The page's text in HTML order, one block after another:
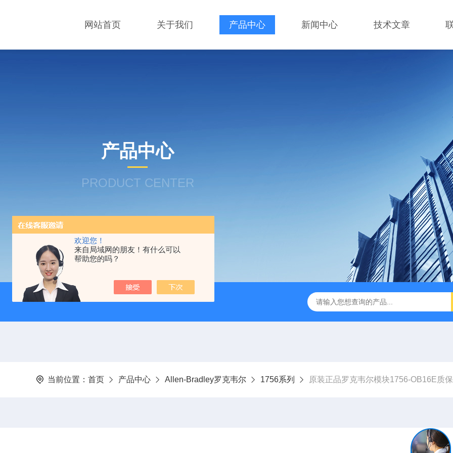
欢迎您！
来自局域网的朋友！有什么可以
帮助您的吗？
网站首页 关于我们 产品中心 新闻中心 技术文章
产品中心
PRODUCT CENTER
当前位置： 首页 产品中心 Allen-Bradley罗克韦尔 1756系列 原装正品罗克韦尔模块1756-OB16E质